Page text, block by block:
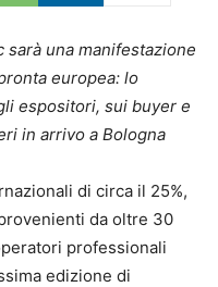
sarà una manifestazione
europea: lo
espositori, sui buyer e
in arrivo a Bologna
di circa il 25%,
da oltre 30
professionali
edizione di